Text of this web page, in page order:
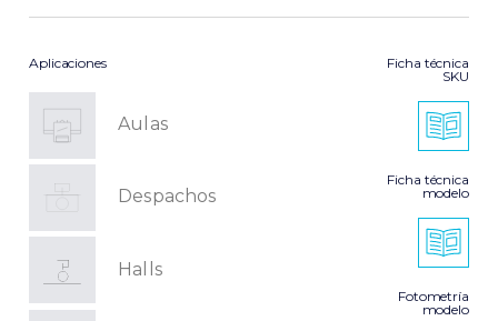
Aplicaciones
Aulas
Despachos
Halls
Ficha técnica
SKU
Ficha técnica
modelo
Fotometría
modelo